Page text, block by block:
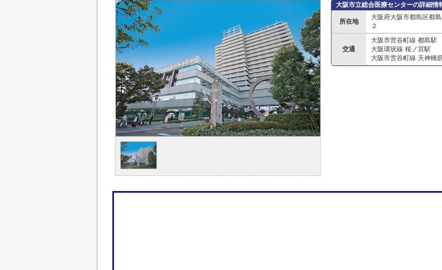
大阪市立総合医療センターの詳細情
所在地
大阪府大阪市都島区都
２
交通
大阪市営谷町線 都島駅
大阪環状線 桜ノ宮駅
大阪市営谷町線 天神橋